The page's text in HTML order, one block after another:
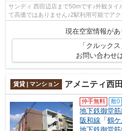
サンディ 西田辺店まで50mです♪外観タイ
て高価ではありません♪2駅利用可能でア
部には敷地内ごみ置き場・エレベータな...
現在空室情報があ
「クルック
お問い合わせ
賃貸 | マンション アメニティ西
仲手無料 敷0
地下鉄御堂筋
阪和線 「鶴